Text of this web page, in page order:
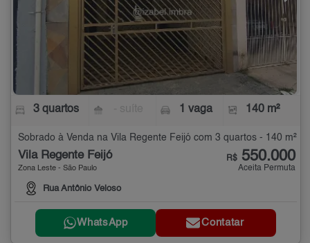
3 quartos 1 vaga 140 m²
Sobrado à Venda na Vila Regente Feijó com 3 quartos - 140 m²
Vila Regente Feijó
Zona Leste - São Paulo
Rua Antônio Veloso
R$ 550.000
Aceita Permuta
WhatsApp Contatar